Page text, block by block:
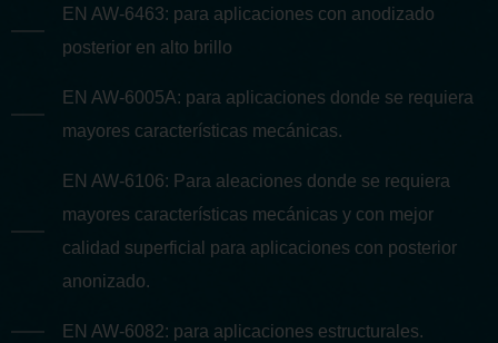
EN AW-6463: para aplicaciones con anodizado
posterior en alto brillo
EN AW-6005A: para aplicaciones donde se requiera
mayores características mecánicas.
EN AW-6106: Para aleaciones donde se requiera
mayores características mecánicas y con mejor
calidad superficial para aplicaciones con posterior
anonizado.
EN AW-6082: para aplicaciones estructurales.